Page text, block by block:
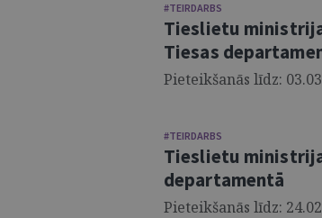
#TEIRDARBS
Tieslietu
Tiesas
Pieteikšanās līdz:
#TEIRDARBS
Tieslietu
departamentā
Pieteikšanās līdz: